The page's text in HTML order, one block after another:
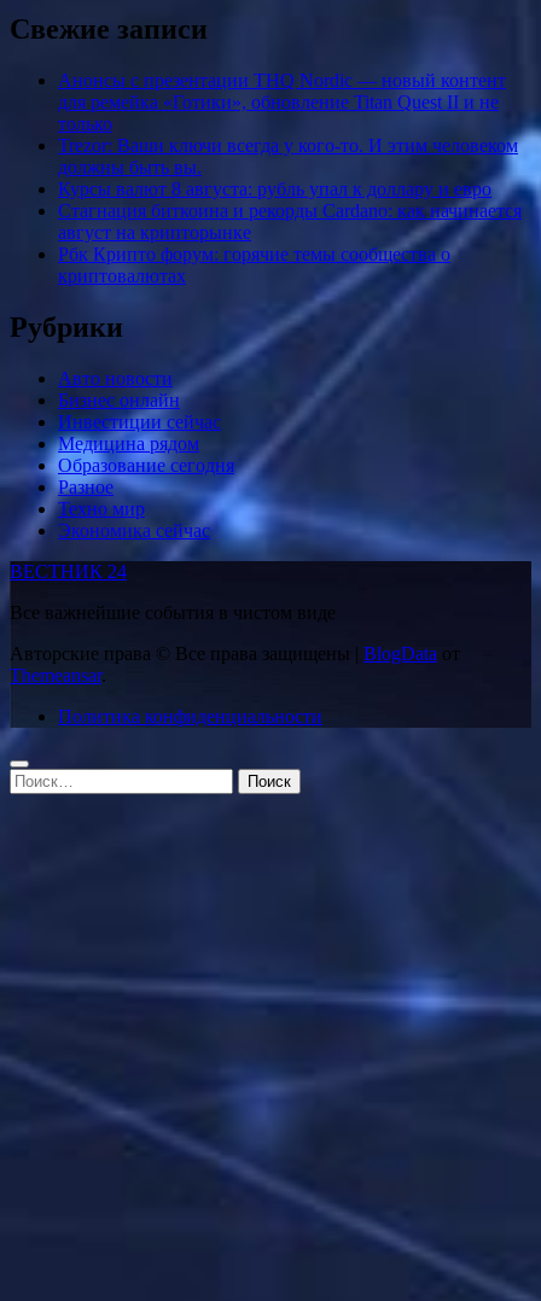
Свежие записи
Анонсы с презентации THQ Nordic — новый контент
для ремейка «Готики», обновление Titan Quest II и не
только
Trezor: Ваши ключи всегда у кого-то. И этим человеком
должны быть вы.
Курсы валют 8 августа: рубль упал к доллару и евро
Стагнация биткоина и рекорды Cardano: как начинается
август на крипторынке
Рбк Крипто форум: горячие темы сообщества о
криптовалютах
Рубрики
Авто новости
Бизнес онлайн
Инвестиции сейчас
Медицина рядом
Образование сегодня
Разное
Техно мир
Экономика сейчас
ВЕСТНИК 24
Все важнейшие события в чистом виде
Авторские права © Все права защищены | BlogData от
Themeansar.
Политика конфиденциальности
Найти: